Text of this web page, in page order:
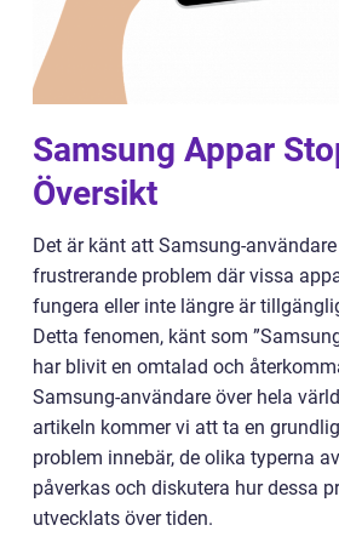
Samsung Appar
Översikt
Det är känt att Samsung-
frustrerande problem där vissa
fungera eller inte längre är
Detta fenomen, känt som
har blivit en omtalad och
Samsung-användare över hela
artikeln kommer vi att ta en
problem innebär, de olika typerna
påverkas och diskutera hur dessa
utvecklats över tiden.